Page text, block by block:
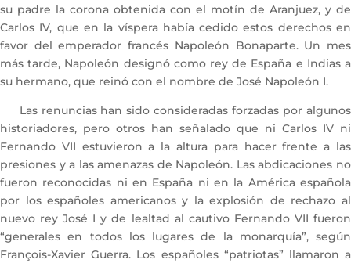
su padre la corona obtenida con el motín de Aranjuez, y de
Carlos IV, que en la víspera había cedido estos derechos en
favor del emperador francés Napoleón Bonaparte. Un mes
más tarde, Napoleón designó como rey de España e Indias a
su hermano, que reinó con el nombre de José Napoleón I.
Las renuncias han sido consideradas forzadas por algunos
historiadores, pero otros han señalado que ni Carlos IV ni
Fernando VII estuvieron a la altura para hacer frente a las
presiones y a las amenazas de Napoleón. Las abdicaciones no
fueron reconocidas ni en España ni en la América española
por los españoles americanos y la explosión de rechazo al
nuevo rey José I y de lealtad al cautivo Fernando VII fueron
“generales en todos los lugares de la monarquía”, según
François-Xavier Guerra. Los españoles “patriotas” llamaron a